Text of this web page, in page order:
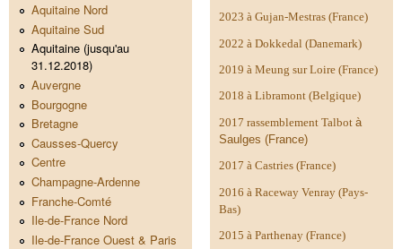
Aquitaine Nord
Aquitaine Sud
Aquitaine (jusqu'au
31.12.2018)
Auvergne
Bourgogne
Bretagne
Causses-Quercy
Centre
Champagne-Ardenne
Franche-Comté
Ile-de-France Nord
Ile-de-France Ouest & Paris
2023 à Gujan-Mestras (France)
2022 à Dokkedal (Danemark)
2019 à Meung sur Loire (France)
2018 à Libramont (Belgique)
2017 rassemblement Talbot à
Saulges (France)
2017 à Castries (France)
2016 à Raceway Venray (Pays-
Bas)
2015 à Parthenay (France)